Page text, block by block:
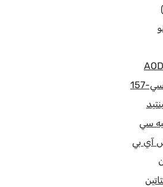
157
سي
آي بي